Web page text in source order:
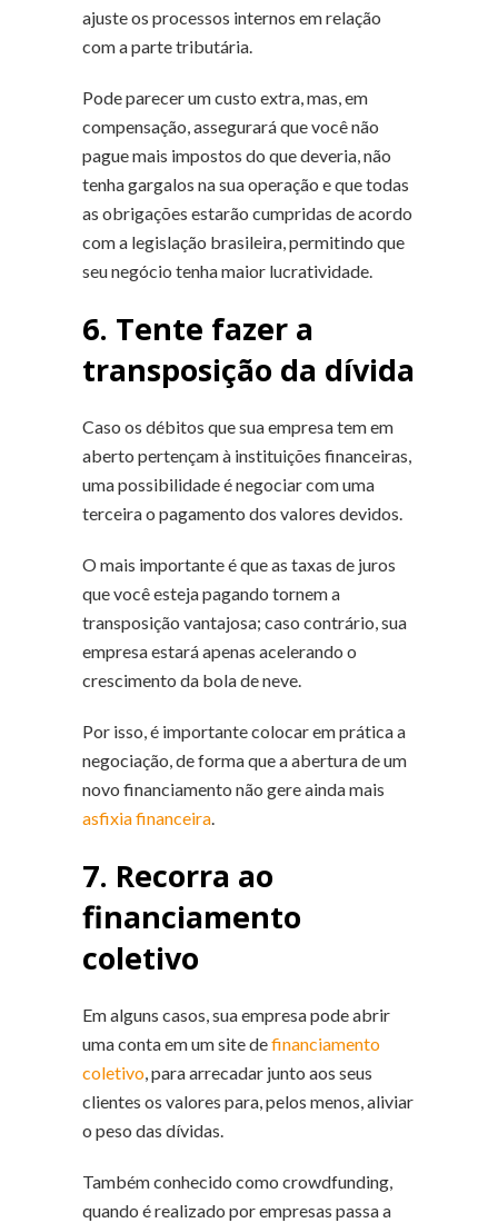
ajuste os processos internos em relação
com a parte tributária.
Pode parecer um custo extra, mas, em
compensação, assegurará que você não
pague mais impostos do que deveria, não
tenha gargalos na sua operação e que todas
as obrigações estarão cumpridas de acordo
com a legislação brasileira, permitindo que
seu negócio tenha maior lucratividade.
6. Tente fazer a
transposição da dívida
Caso os débitos que sua empresa tem em
aberto pertençam à instituições financeiras,
uma possibilidade é negociar com uma
terceira o pagamento dos valores devidos.
O mais importante é que as taxas de juros
que você esteja pagando tornem a
transposição vantajosa; caso contrário, sua
empresa estará apenas acelerando o
crescimento da bola de neve.
Por isso, é importante colocar em prática a
negociação, de forma que a abertura de um
novo financiamento não gere ainda mais
asfixia financeira
7. Recorra ao
financiamento
coletivo
Em alguns casos, sua empresa pode abrir
uma conta em um site definanciamento
coletivo , para arrecadar junto aos seus
clientes os valores para, pelos menos, aliviar
o peso das dívidas.
Também conhecido como crowdfunding,
quando é realizado por empresas passa a